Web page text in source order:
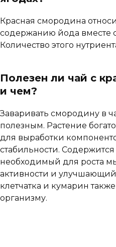
Красная смородина
содержанию йода вместе
Количество этого
Полезен ли чай с
и чем?
Заваривать смородину в
полезным. Растение
для выработки
стабильности.
необходимый для роста
активности и
клетчатка и кумарин
организму.